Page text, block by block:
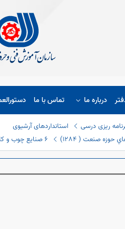
درباره ما تماس با ما
ریزی درسی
استانداردهای آرشیوی
صنعت ( ١٢٨٤) ٦ صنایع چوب و کاغذ (٦٠)